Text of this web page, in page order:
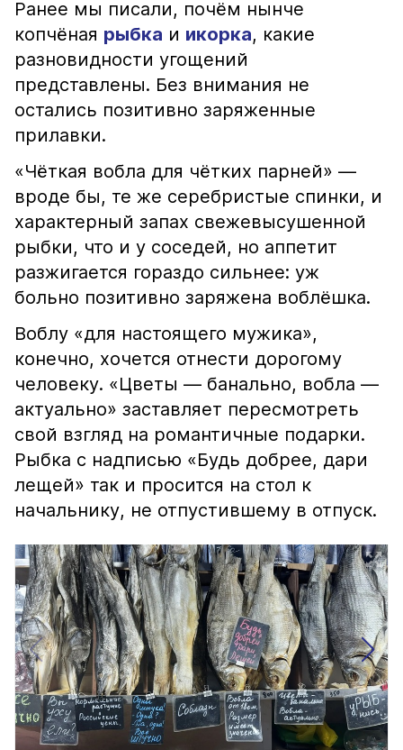
Ранее мы писали, почём нынче
копчёная рыбка и икорка, какие
разновидности угощений
представлены. Без внимания не
остались позитивно заряженные
прилавки.
«Чёткая вобла для чётких парней» —
вроде бы, те же серебристые спинки, и
характерный запах свежевысушенной
рыбки, что и у соседей, но аппетит
разжигается гораздо сильнее: уж
больно позитивно заряжена воблёшка.
Воблу «для настоящего мужика»,
конечно, хочется отнести дорогому
человеку. «Цветы — банально, вобла —
актуально» заставляет пересмотреть
свой взгляд на романтичные подарки.
Рыбка с надписью «Будь добрее, дари
лещей» так и просится на стол к
начальнику, не отпустившему в отпуск.